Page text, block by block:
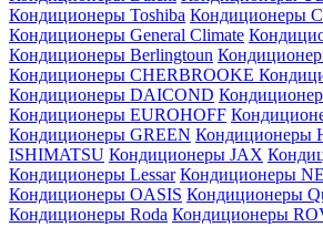
Кондиционеры Toshiba Кондиционеры
Кондиционеры General Climate
Кондиционеры Berlingtoun
Кондиционеры CHERBROOKE
Кондиционеры DAICOND
Кондиционеры EUROHOFF
Кондиционеры GREEN Кондиционеры
ISHIMATSU Кондиционеры JAX
Кондиционеры Lessar Кондиционеры
Кондиционеры OASIS Кондиционеры
Кондиционеры Roda Кондиционеры